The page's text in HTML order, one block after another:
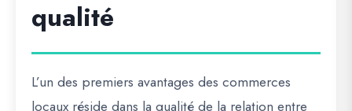
qualité
L’un des premiers avantages des commerces
locaux réside dans la qualité de la relation entre